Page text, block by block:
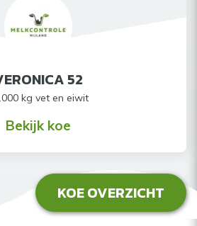
52
kg vet en eiwit
Bekijk koe
KOE OVERZICHT